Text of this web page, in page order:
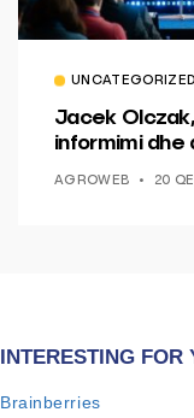
UNCATEGORIZED
Jacek
informimi dhe
AGROWEB 20